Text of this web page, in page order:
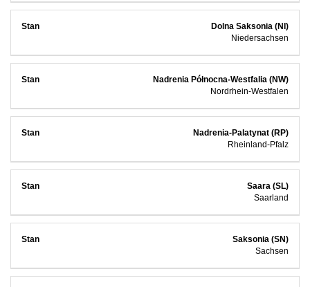
Dolna Saksonia (NI)
Niedersachsen
Nadrenia Północna-Westfalia (NW)
Nordrhein-Westfalen
Nadrenia-Palatynat (RP)
Rheinland-Pfalz
Saara (SL)
Saarland
Saksonia (SN)
Sachsen